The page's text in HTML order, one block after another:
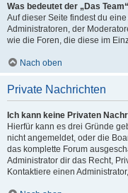
Was bedeutet der „Das
Auf dieser Seite findest du
Administratoren, der
wie die Foren, die diese im
Nach oben
Private Nachrichten
Ich kann keine Privaten
Hierfür kann es drei Gründe
nicht angemeldet, oder die
das komplette Forum
Administrator dir das Recht,
Kontaktiere einen